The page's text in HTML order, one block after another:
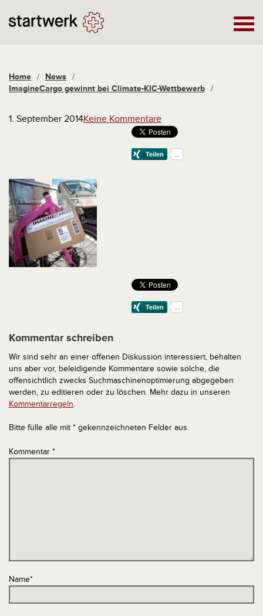
Home / News /
ImagineCargo gewinnt bei Climate-KIC-Wettbewerb /
1. September 2014Keine Kommentare
Kommentar schreiben
Wir sind sehr an einer offenen Diskussion interessiert, behalten
uns aber vor, beleidigende Kommentare sowie solche, die
offensichtlich zwecks Suchmaschinenoptimierung abgegeben
werden, zu editieren oder zu löschen. Mehr dazu in unseren
Kommentarregeln.
Bitte fülle alle mit * gekennzeichneten Felder aus.
Kommentar *
Name*